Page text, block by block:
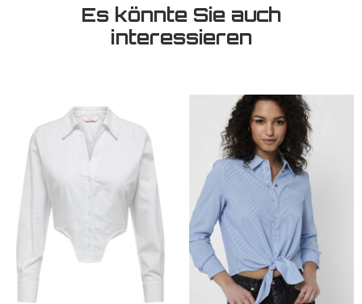
Es könnte Sie auch
interessieren